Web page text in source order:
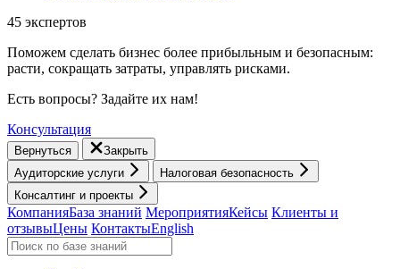
45 экспертов
Поможем сделать бизнес более прибыльным и безопасным:
расти, cокращать затраты, управлять рисками.
Есть вопросы? Задайте их нам!
Консультация
Вернуться
Закрыть
Аудиторские услуги
Налоговая безопасность
Консалтинг и проекты
КомпанияБаза знаний МероприятияКейсы Клиенты и
отзывыЦены КонтактыEnglish